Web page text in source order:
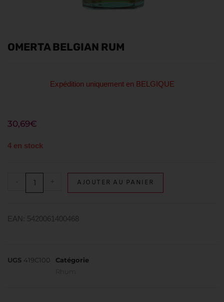
OMERTA BELGIAN RUM
Expédition uniquement en BELGIQUE
30,69€
4 en stock
- + AJOUTER AU PANIER
EAN: 5420061400468
UGS 419C100
Catégorie